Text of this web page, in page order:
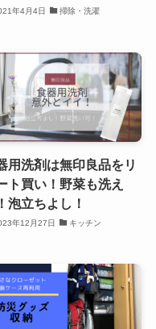
年4月4日 掃除・洗濯
用洗剤は無印良品をリ
ト買い！野菜も洗え
泡立ちよし！
年12月27日 キッチン